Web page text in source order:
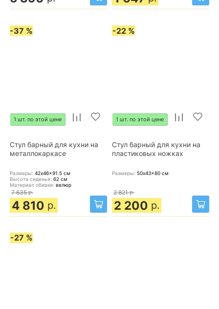
-37 %
1 шт. по этой цене
Стул барный для кухни на
металлокаркасе
Размеры: 42x46x91.5 см
Высота сиденья: 62 см
Материал обивки: велюр
7 635 р.
4 810 р.
-22 %
1 шт. по этой цене
Стул барный для кухни на
пластиковых ножках
Размеры: 50x43x80 см
2 821 р.
2 200 р.
-27 %